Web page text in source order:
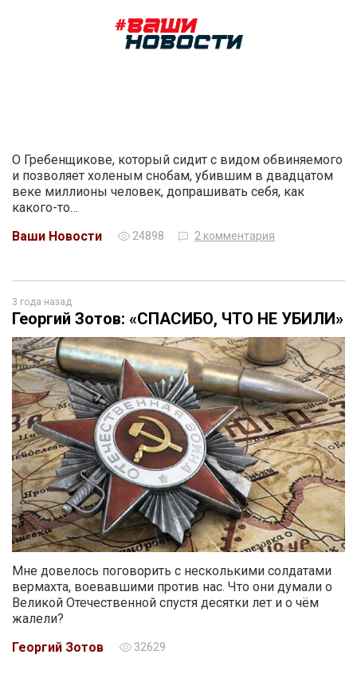
О Гребенщикове, который сидит с видом обвиняемого
и позволяет холеным снобам, убившим в двадцатом
веке миллионы человек, допрашивать себя, как
какого-то…
Ваши Новости
24898 2 комментария
3 года назад
Георгий Зотов: «СПАСИБО, ЧТО НЕ УБИЛИ»
Мне довелось поговорить с несколькими солдатами
вермахта, воевавшими против нас. Что они думали о
Великой Отечественной спустя десятки лет и о чём
жалели?
Георгий Зотов
32629